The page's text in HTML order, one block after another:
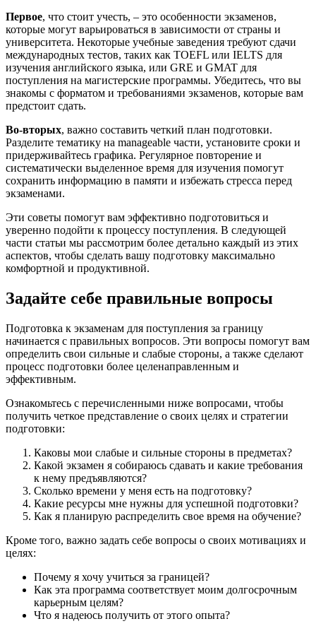
Первое, что стоит учесть, – это особенности экзаменов,
которые могут варьироваться в зависимости от страны и
университета. Некоторые учебные заведения требуют сдачи
международных тестов, таких как TOEFL или IELTS для
изучения английского языка, или GRE и GMAT для
поступления на магистерские программы. Убедитесь, что вы
знакомы с форматом и требованиями экзаменов, которые вам
предстоит сдать.
Во-вторых, важно составить четкий план подготовки.
Разделите тематику на manageable части, установите сроки и
придерживайтесь графика. Регулярное повторение и
систематически выделенное время для изучения помогут
сохранить информацию в памяти и избежать стресса перед
экзаменами.
Эти советы помогут вам эффективно подготовиться и
уверенно подойти к процессу поступления. В следующей
части статьи мы рассмотрим более детально каждый из этих
аспектов, чтобы сделать вашу подготовку максимально
комфортной и продуктивной.
Задайте себе правильные вопросы
Подготовка к экзаменам для поступления за границу
начинается с правильных вопросов. Эти вопросы помогут вам
определить свои сильные и слабые стороны, а также сделают
процесс подготовки более целенаправленным и
эффективным.
Ознакомьтесь с перечисленными ниже вопросами, чтобы
получить четкое представление о своих целях и стратегии
подготовки:
Каковы мои слабые и сильные стороны в предметах?
Какой экзамен я собираюсь сдавать и какие требования
к нему предъявляются?
Сколько времени у меня есть на подготовку?
Какие ресурсы мне нужны для успешной подготовки?
Как я планирую распределить свое время на обучение?
Кроме того, важно задать себе вопросы о своих мотивациях и
целях:
Почему я хочу учиться за границей?
Как эта программа соответствует моим долгосрочным
карьерным целям?
Что я надеюсь получить от этого опыта?